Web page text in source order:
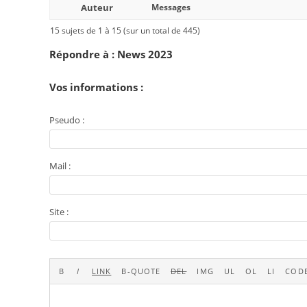
Auteur
Messages
15 sujets de 1 à 15 (sur un total de 445)
Répondre à : News 2023
Vos informations :
Pseudo :
Mail :
Site :